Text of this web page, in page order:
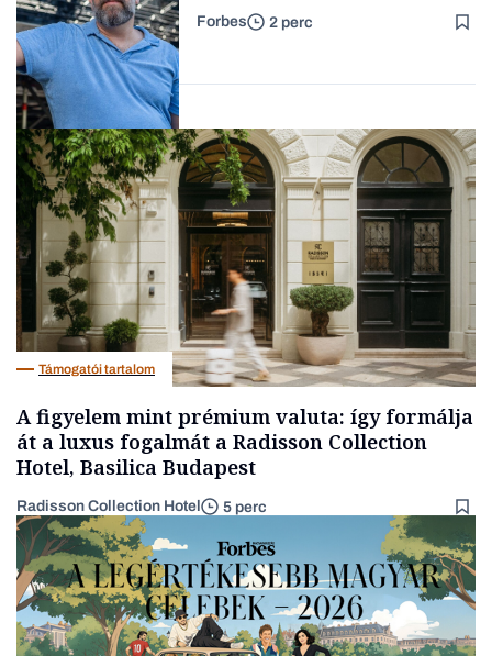
Forbes-sztori
Társadalom
Forbes 2 perc
Támogatói tartalom
A figyelem mint prémium valuta: így formálja
át a luxus fogalmát a Radisson Collection
Hotel, Basilica Budapest
Radisson Collection Hotel 5 perc